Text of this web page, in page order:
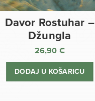
Davor Rostuhar –
Džungla
26,90 €
DODAJ U KOŠARICU